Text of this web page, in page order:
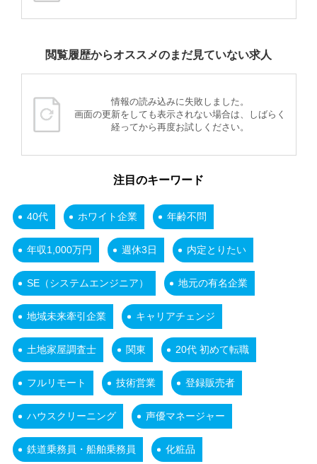
閲覧履歴からオススメのまだ見ていない求人
情報の読み込みに失敗しました。
画面の更新をしても表示されない場合は、しばらく
経ってから再度お試しください。
注目のキーワード
40代 ホワイト企業 年齢不問
年収1,000万円 週休3日 内定とりたい
SE（システムエンジニア） 地元の有名企業
地域未来牽引企業 キャリアチェンジ
土地家屋調査士 関東 20代 初めて転職
フルリモート 技術営業 登録販売者
ハウスクリーニング 声優マネージャー
鉄道乗務員・船舶乗務員 化粧品